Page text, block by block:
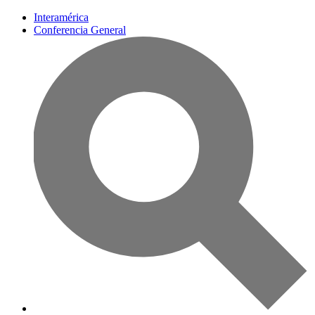
Interamérica
Conferencia General